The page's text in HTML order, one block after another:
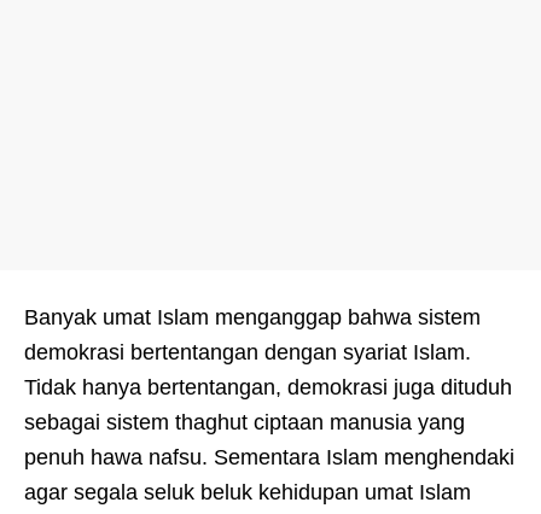
Banyak umat Islam menganggap bahwa sistem
demokrasi bertentangan dengan syariat Islam.
Tidak hanya bertentangan, demokrasi juga dituduh
sebagai sistem thaghut ciptaan manusia yang
penuh hawa nafsu. Sementara Islam menghendaki
agar segala seluk beluk kehidupan umat Islam